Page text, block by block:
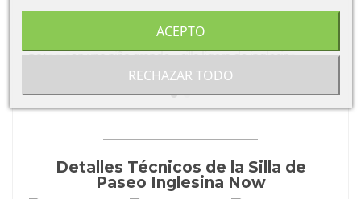
Detalles Técnicos de la Silla de
Paseo Inglesina Now
RECHAZAR TODO
ACEPTO